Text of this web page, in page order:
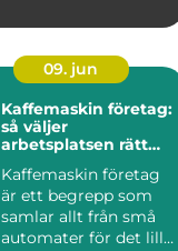
09. jun
Kaffemaskin företag:
så väljer
arbetsplatsen rätt
Kaffemaskin företag
är ett begrepp som
samlar allt från små
automater för det lilla